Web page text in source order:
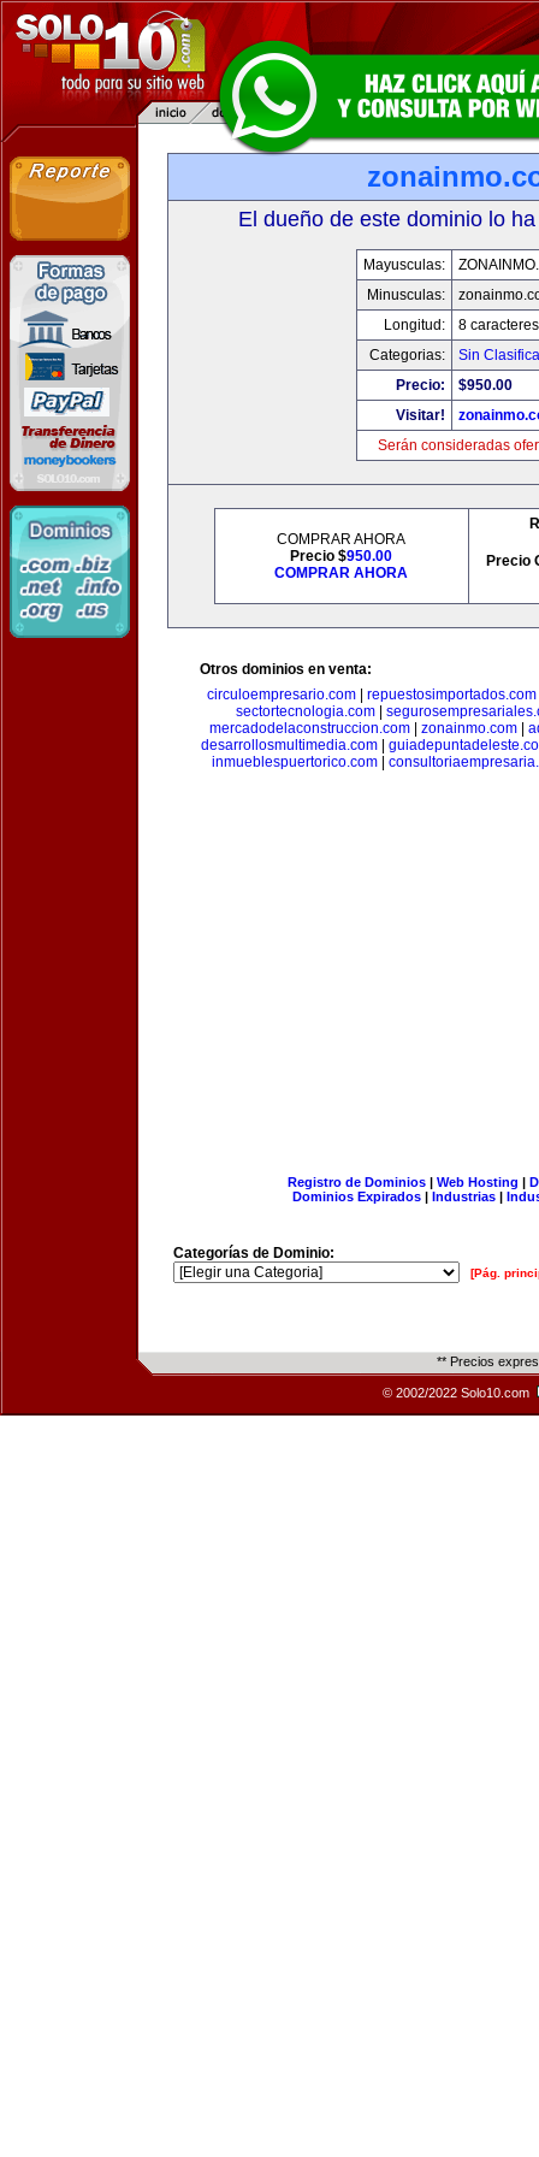
El dueño de este dominio lo
Mayusculas:
Minusculas:
Longitud:
8 caracteres
Categorias:
Sin
Precio:
$950.00
Visitar!
Serán consideradas
COMPRAR AHORA
Precio $950.00
COMPRAR AHORA
Precio
Otros dominios en venta:
circuloempresario.com| repuestosimportados.com
sectortecnologia.com
mercadodelaconstruccion.com
zonainmo.com
desarrollosmultimedia.com
inmueblespuertorico.com
Registro de Dominios| Web Hosting |
Dominios Expirados | Industrias |
Categorías de Dominio:
[Pág.
** Precios
© 2002/2022 Solo10.com